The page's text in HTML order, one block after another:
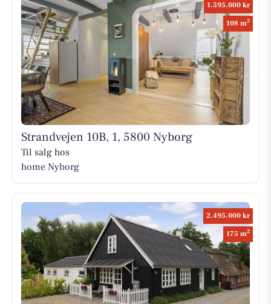
1.595.000 kr
108 m2
Strandvejen 10B, 1, 5800 Nyborg
Til salg hos
home Nyborg
2.495.000 kr
175 m2